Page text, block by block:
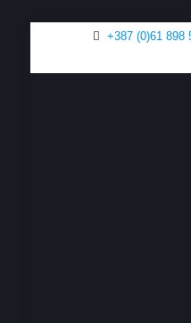
+387 (0)61 898